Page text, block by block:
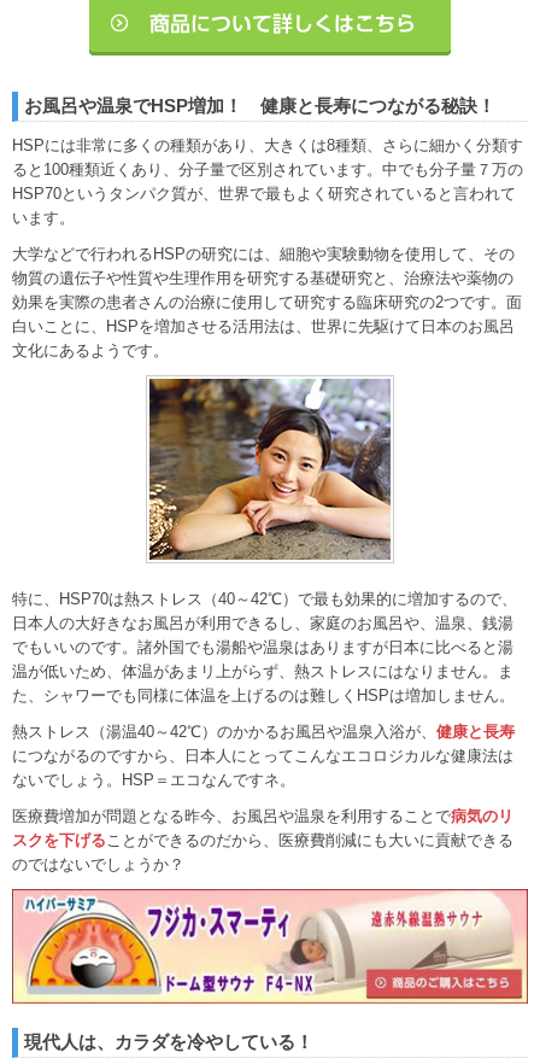
お風呂や温泉でHSP増加！ 健康と長寿につながる秘訣！
HSPには非常に多くの種類があり、大きくは8種類、さらに細かく分類す
ると100種類近くあり、分子量で区別されています。中でも分子量７万の
HSP70というタンパク質が、世界で最もよく研究されていると言われて
います。
大学などで行われるHSPの研究には、細胞や実験動物を使用して、その
物質の遺伝子や性質や生理作用を研究する基礎研究と、治療法や薬物の
効果を実際の患者さんの治療に使用して研究する臨床研究の2つです。面
白いことに、HSPを増加させる活用法は、世界に先駆けて日本のお風呂
文化にあるようです。
特に、HSP70は熱ストレス（40～42℃）で最も効果的に増加するので、
日本人の大好きなお風呂が利用できるし、家庭のお風呂や、温泉、銭湯
でもいいのです。諸外国でも湯船や温泉はありますが日本に比べると湯
温が低いため、体温があまリ上がらず、熱ストレスにはなりません。ま
た、シャワーでも同様に体温を上げるのは難しくHSPは増加しません。
熱ストレス（湯温40～42℃）のかかるお風呂や温泉入浴が、 健康と長寿
につながるのですから、日本人にとってこんなエコロジカルな健康法は
ないでしょう。HSP＝エコなんですネ。
医療費増加が問題となる昨今、お風呂や温泉を利用することで病気のリ
スクを下げることができるのだから、医療費削減にも大いに貢献できる
のではないでしょうか？
現代人は、カラダを冷やしている！